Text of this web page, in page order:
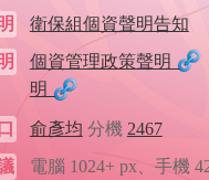
衛保組個資聲明告知
個資管理政策聲明
明
俞彥均 分機 2467
電腦 1024+ px、手機